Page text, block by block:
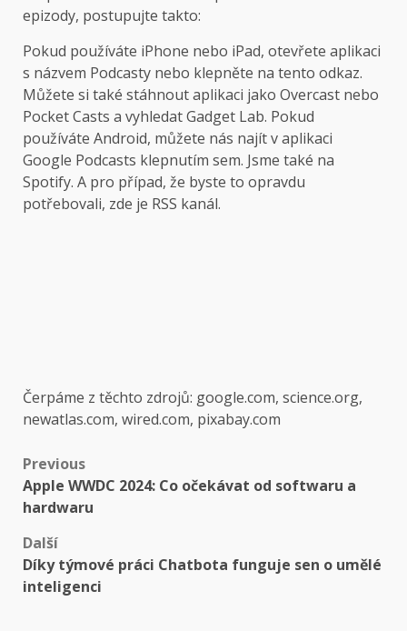
epizody, postupujte takto:
Pokud používáte iPhone nebo iPad, otevřete aplikaci
s názvem Podcasty nebo klepněte na tento odkaz.
Můžete si také stáhnout aplikaci jako Overcast nebo
Pocket Casts a vyhledat Gadget Lab. Pokud
používáte Android, můžete nás najít v aplikaci
Google Podcasts klepnutím sem. Jsme také na
Spotify. A pro případ, že byste to opravdu
potřebovali, zde je RSS kanál.
Čerpáme z těchto zdrojů: google.com, science.org,
newatlas.com, wired.com, pixabay.com
Post
navigation
Previous
Apple WWDC 2024: Co očekávat od softwaru a
hardwaru
Další
Díky týmové práci Chatbota funguje sen o umělé
inteligenci